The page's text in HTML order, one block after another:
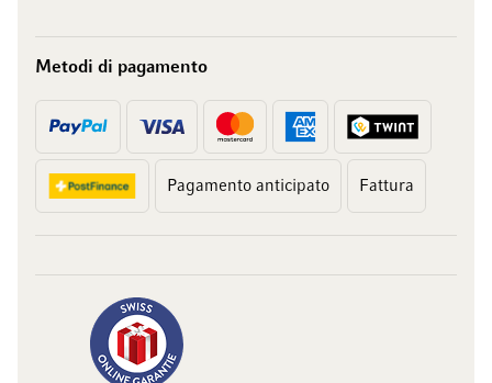
Metodi di pagamento
Pagamento anticipato Fattura